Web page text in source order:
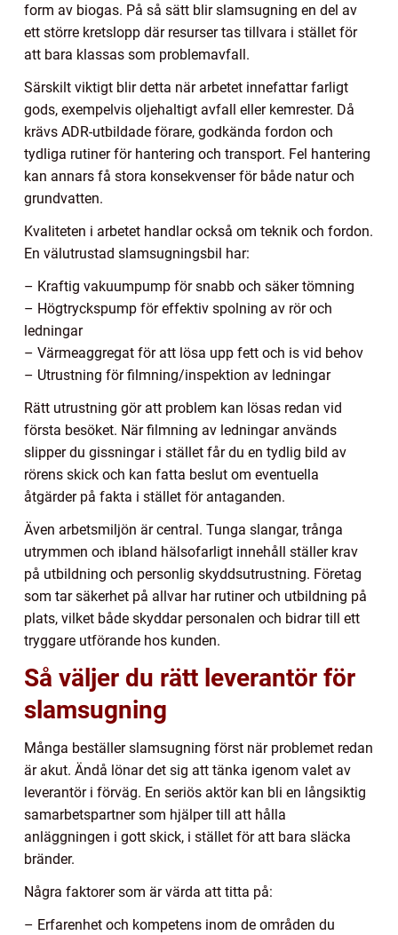
form av biogas. På så sätt blir slamsugning en del av
ett större kretslopp där resurser tas tillvara i stället för
att bara klassas som problemavfall.
Särskilt viktigt blir detta när arbetet innefattar farligt
gods, exempelvis oljehaltigt avfall eller kemrester. Då
krävs ADR-utbildade förare, godkända fordon och
tydliga rutiner för hantering och transport. Fel hantering
kan annars få stora konsekvenser för både natur och
grundvatten.
Kvaliteten i arbetet handlar också om teknik och fordon.
En välutrustad slamsugningsbil har:
– Kraftig vakuumpump för snabb och säker tömning
– Högtryckspump för effektiv spolning av rör och
ledningar
– Värmeaggregat för att lösa upp fett och is vid behov
– Utrustning för filmning/inspektion av ledningar
Rätt utrustning gör att problem kan lösas redan vid
första besöket. När filmning av ledningar används
slipper du gissningar i stället får du en tydlig bild av
rörens skick och kan fatta beslut om eventuella
åtgärder på fakta i stället för antaganden.
Även arbetsmiljön är central. Tunga slangar, trånga
utrymmen och ibland hälsofarligt innehåll ställer krav
på utbildning och personlig skyddsutrustning. Företag
som tar säkerhet på allvar har rutiner och utbildning på
plats, vilket både skyddar personalen och bidrar till ett
tryggare utförande hos kunden.
Så väljer du rätt leverantör för
slamsugning
Många beställer slamsugning först när problemet redan
är akut. Ändå lönar det sig att tänka igenom valet av
leverantör i förväg. En seriös aktör kan bli en långsiktig
samarbetspartner som hjälper till att hålla
anläggningen i gott skick, i stället för att bara släcka
bränder.
Några faktorer som är värda att titta på:
– Erfarenhet och kompetens inom de områden du